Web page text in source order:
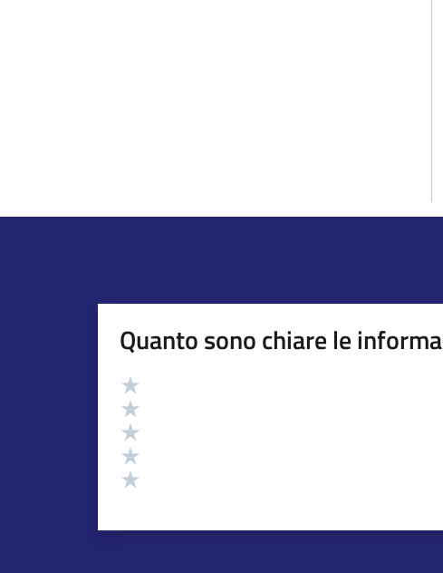
Quanto sono chiare le
Valutazione